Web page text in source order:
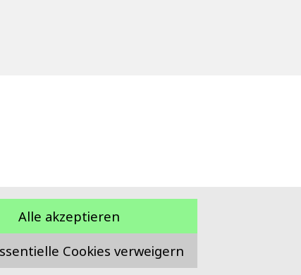
Alle akzeptieren
Cookies verweigern